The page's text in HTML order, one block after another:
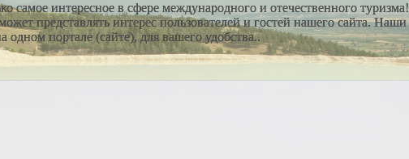
самое интересное в сфере международного и отечественного туризма!
представлять интерес пользователей и гостей нашего сайта. Наши
портале (сайте), для вашего удобства..